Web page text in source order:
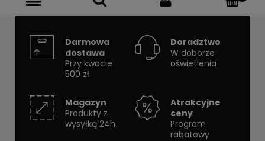
Darmowa
dostawa
Przy kwocie
500 zł
Doradztwo
W doborze
oświetlenia
Magazyn
Produkty z
wysyłką 24h
Atrakcyjne
ceny
Program
rabatowy